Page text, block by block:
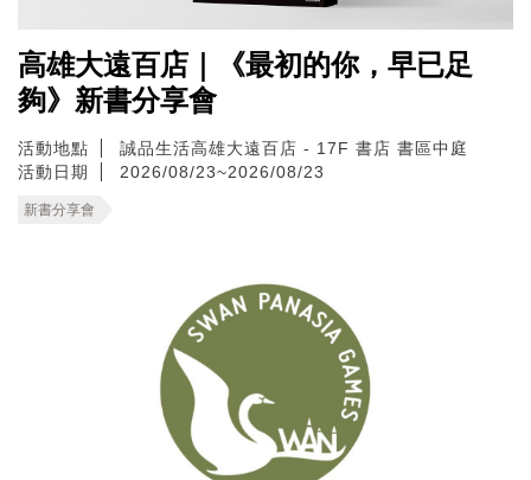
高雄大遠百店｜《最初的你，早已足
夠》新書分享會
活動地點
誠品生活高雄大遠百店 - 17F 書店 書區中庭
活動日期
2026/08/23~2026/08/23
新書分享會